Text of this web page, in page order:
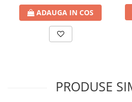
ADAUGA IN COS
PRODUSE